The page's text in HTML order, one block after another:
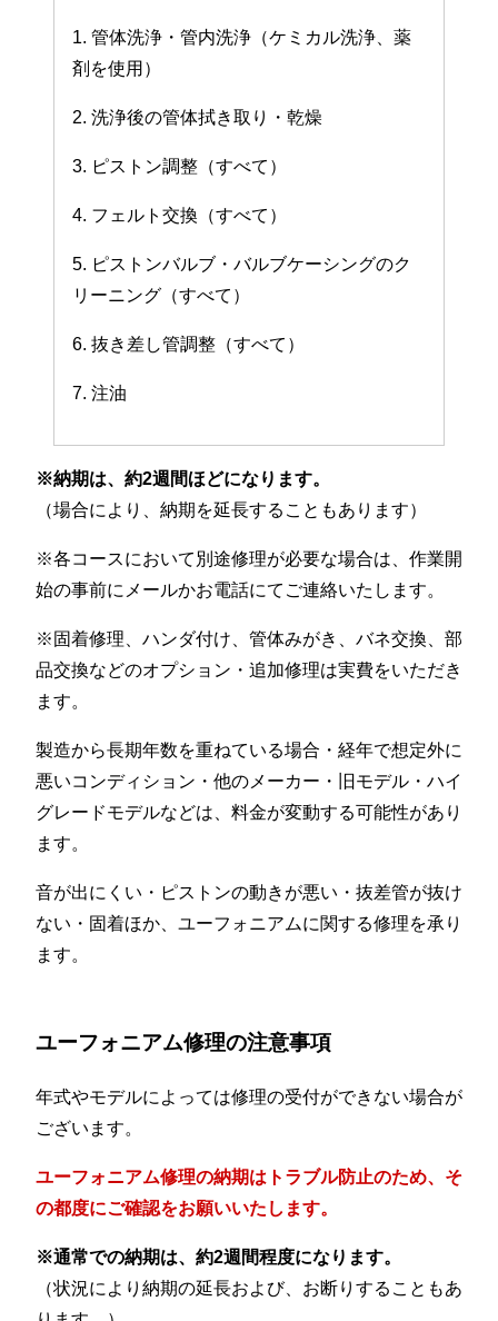
1. 管体洗浄・管内洗浄（ケミカル洗浄、薬
剤を使用）
2. 洗浄後の管体拭き取り・乾燥
3. ピストン調整（すべて）
4. フェルト交換（すべて）
5. ピストンバルブ・バルブケーシングのク
リーニング（すべて）
6. 抜き差し管調整（すべて）
7. 注油
※納期は、約2週間ほどになります。
（場合により、納期を延長することもあります）
※各コースにおいて別途修理が必要な場合は、作業開
始の事前にメールかお電話にてご連絡いたします。
※固着修理、ハンダ付け、管体みがき、バネ交換、部
品交換などのオプション・追加修理は実費をいただき
ます。
製造から長期年数を重ねている場合・経年で想定外に
悪いコンディション・他のメーカー・旧モデル・ハイ
グレードモデルなどは、料金が変動する可能性があり
ます。
音が出にくい・ピストンの動きが悪い・抜差管が抜け
ない・固着ほか、ユーフォニアムに関する修理を承り
ます。
ユーフォニアム修理の注意事項
年式やモデルによっては修理の受付ができない場合が
ございます。
ユーフォニアム修理の納期はトラブル防止のため、そ
の都度にご確認をお願いいたします。
※通常での納期は、約2週間程度になります。
（状況により納期の延長および、お断りすることもあ